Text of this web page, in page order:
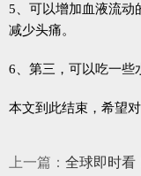
5、可以增加血液流动
减少头痛。
6、第三，可以吃一些
本文到此结束，希望对
上一篇： 全球即时看